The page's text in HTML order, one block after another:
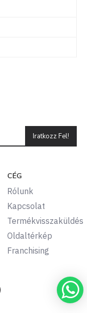
Iratkozz Fel!
CÉG
Rólunk
Kapcsolat
Termékvisszaküldés
Oldaltérkép
Franchising